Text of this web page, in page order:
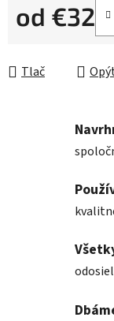
od €32
Jednotková cena:
Tlač